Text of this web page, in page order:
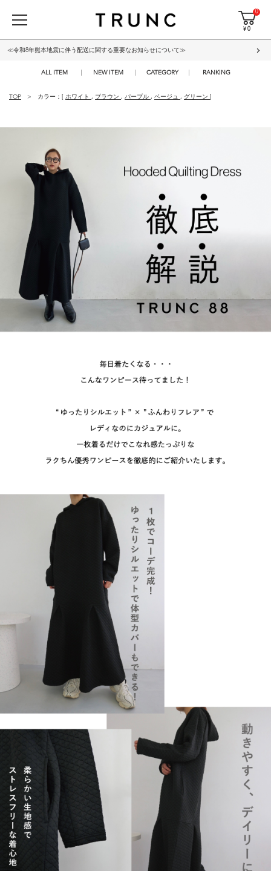
0
¥ 0
≪令和8年熊本地震に伴う配送に関する重要なお知らせについて≫
ALL ITEM NEW ITEM CATEGORY RANKING
TOP カラー：[ ホワイト , ブラウン , パープル , ベージュ , グリーン